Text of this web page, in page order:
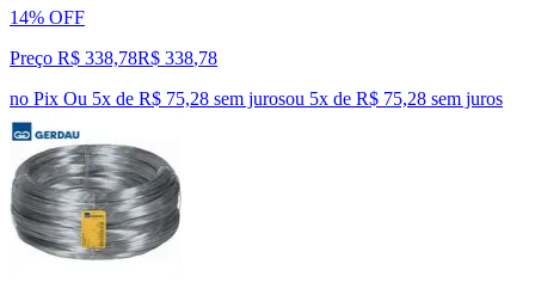
14% OFF
Preço R$ 338,78R$ 338,78
no Pix Ou 5x de R$ 75,28 sem jurosou 5x de R$ 75,28 sem juros